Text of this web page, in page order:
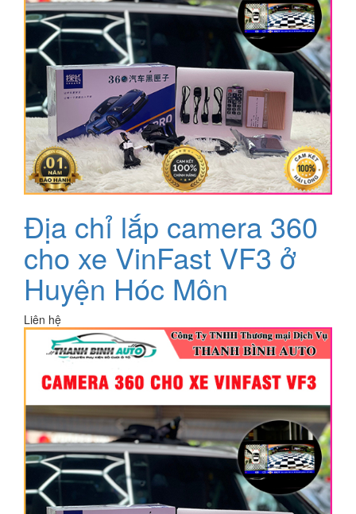
Địa chỉ lắp camera 360
cho xe VinFast VF3 ở
Huyện Hóc Môn
Liên hệ